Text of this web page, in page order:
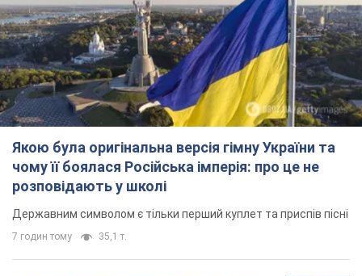
Якою була оригінальна версія гімну України та
чому її боялася Російська імперія: про це не
розповідають у школі
Державним символом є тільки перший куплет та приспів пісні
7 годин тому 35,1 т.